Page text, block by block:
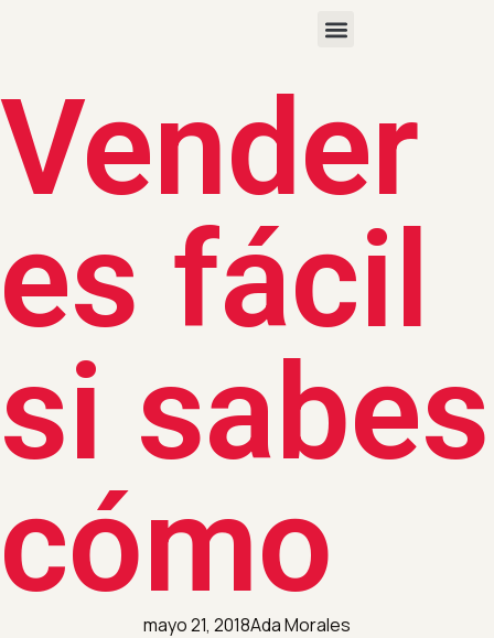
Vender
es fácil
si sabes
cómo
mayo 21, 2018Ada Morales